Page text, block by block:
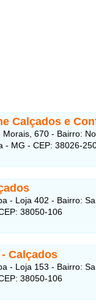
Calçados e
Morais, 670 - Bairro:
- MG - CEP: 38026-
- Loja 402 - Bairro:
38050-106
Calçados
- Loja 153 - Bairro:
38050-106